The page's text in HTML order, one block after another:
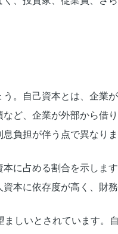
。自己資本とは、企業
ど、企業が外部から借
負担が伴う点で異なりま
に占める割合を示しま
本に依存度が高く、財
しいとされています。